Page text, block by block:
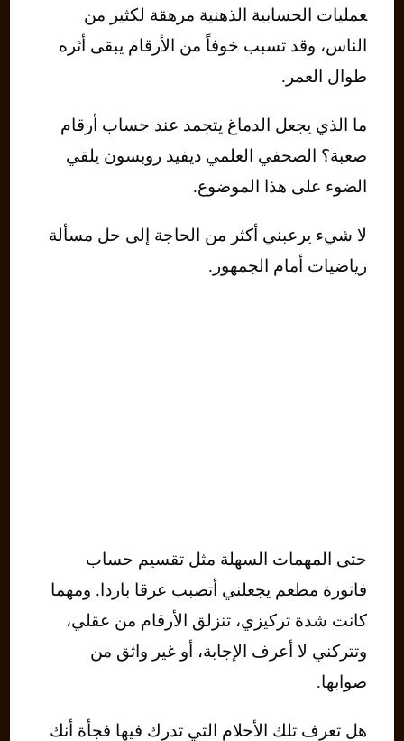
عمليات الحسابية الذهنية مرهقة لكثير من
الناس، وقد تسبب خوفاً من الأرقام يبقى أثره
طوال العمر.
ما الذي يجعل الدماغ يتجمد عند حساب أرقام
صعبة؟ الصحفي العلمي ديفيد روبسون يلقي
الضوء على هذا الموضوع.
لا شيء يرعبني أكثر من الحاجة إلى حل مسألة
رياضيات أمام الجمهور.
حتى المهمات السهلة مثل تقسيم حساب
فاتورة مطعم يجعلني أتصبب عرقا باردا. ومهما
كانت شدة تركيزي، تنزلق الأرقام من عقلي،
وتتركني لا أعرف الإجابة، أو غير واثق من
صوابها.
هل تعرف تلك الأحلام التي تدرك فيها فجأة أنك